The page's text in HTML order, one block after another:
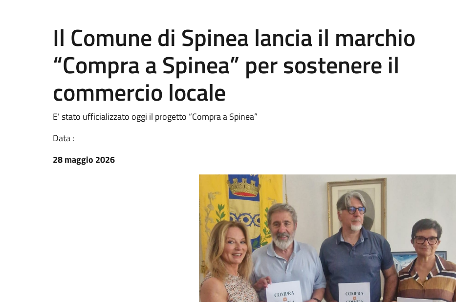
Il Comune di Spinea lancia il marchio
“Compra a Spinea” per sostenere il
commercio locale
E’ stato ufficializzato oggi il progetto “Compra a Spinea”
Data :
28 maggio 2026